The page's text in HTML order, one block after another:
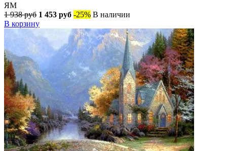
ЯМ
1 938 руб 1 453 руб -25% В наличии
В корзину